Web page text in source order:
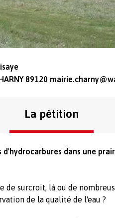
89120
La pétition
dans une
de surcroit, là ou de
de la qualité de l'eau ?